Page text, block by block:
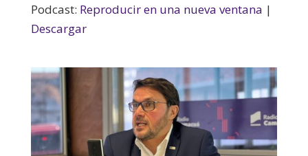
Podcast: Reproducir en una nueva ventana |
Descargar